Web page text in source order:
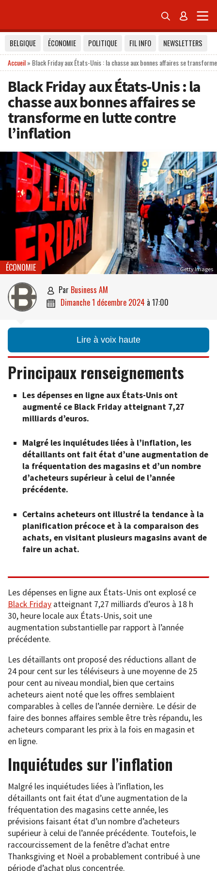
 
BELGIQUE ÉCONOMIE POLITIQUE FIL INFO
NEWSLETTERS
Accueil» Black Friday aux États-Unis : la chasse aux bonnes affaires se
Black Friday aux États-Unis : la
chasse aux bonnes affaires se
transforme en lutte contre
l’inflation
Getty Images
ÉCONOMIE
 par Business AM
 dimanche 1 décembre 2024 à 17:00
Lire à voix haute
Principaux renseignements
Les dépenses en ligne aux États-Unis ont
augmenté ce Black Friday atteignant 7,27
milliards d’euros.
Malgré les inquiétudes liées à l’inflation, les
détaillants ont fait état d’une augmentation de
la fréquentation des magasins et d’un nombre
d’acheteurs supérieur à celui de l’année
précédente.
Certains acheteurs ont illustré la tendance à la
planification précoce et à la comparaison des
achats, en visitant plusieurs magasins avant de
faire un achat.
Les dépenses en ligne aux États-Unis ont explosé ce
Black Friday atteignant 7,27 milliards d’euros à 18 h
30, heure locale aux États-Unis, soit une
augmentation substantielle par rapport à l’année
précédente.
Les détaillants ont proposé des réductions allant de
24 pour cent sur les téléviseurs à une moyenne de 25
pour cent au niveau mondial, bien que certains
acheteurs aient noté que les offres semblaient
comparables à celles de l’année dernière. Le désir de
faire des bonnes affaires semble être très répandu, les
acheteurs comparant les prix à la fois en magasin et
en ligne.
Inquiétudes sur l’inflation
Malgré les inquiétudes liées à l’inflation, les
détaillants ont fait état d’une augmentation de la
fréquentation des magasins cette année, les
prévisions faisant état d’un nombre d’acheteurs
supérieur à celui de l’année précédente. Toutefois, le
raccourcissement de la fenêtre d’achat entre
Thanksgiving et Noël a probablement contribué à une
période d’achat plus concentrée.